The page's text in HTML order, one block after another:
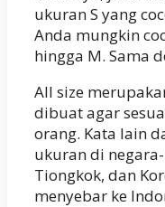
ukuran S yang
Anda mungkin
hingga M. Sama
All size
dibuat agar
orang. Kata lain
ukuran di
Tiongkok, dan
menyebar ke